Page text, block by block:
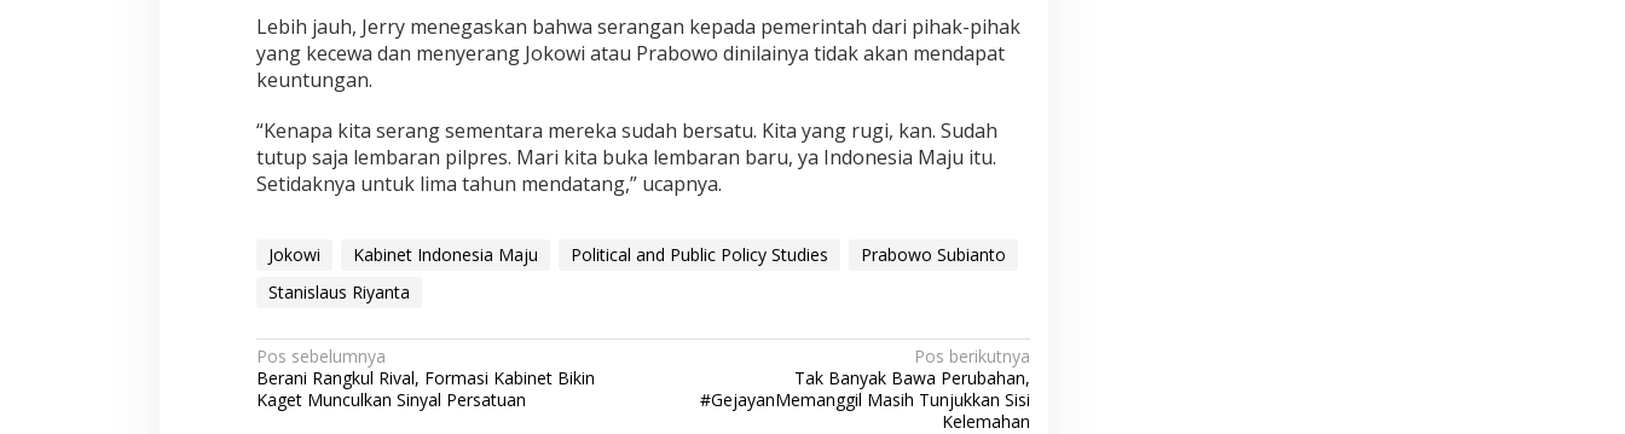
M
e
m
n
g
u
o
e
s
i
a
Lebih jauh, Jerry menegaskan bahwa serangan kepada pemerintah dari pihak-pihak
yang kecewa dan menyerang Jokowi atau Prabowo dinilainya tidak akan mendapat
keuntungan.
“Kenapa kita serang sementara mereka sudah bersatu. Kita yang rugi, kan. Sudah
tutup saja lembaran pilpres. Mari kita buka lembaran baru, ya Indonesia Maju itu.
Setidaknya untuk lima tahun mendatang,” ucapnya.
Jokowi Kabinet Indonesia Maju Political and Public Policy Studies
Prabowo Subianto
Stanislaus Riyanta
N
a
Pos sebelumnya
Berani Rangkul Rival, Formasi Kabinet Bikin
Kaget Munculkan Sinyal Persatuan
Pos berikutnya
Tak Banyak Bawa Perubahan,
#GejayanMemanggil Masih Tunjukkan Sisi
Kelemahan